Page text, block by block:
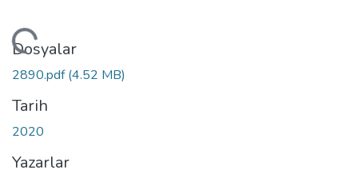
Dosyalar
2890.pdf(4.52 MB)
Tarih
2020
Yazarlar